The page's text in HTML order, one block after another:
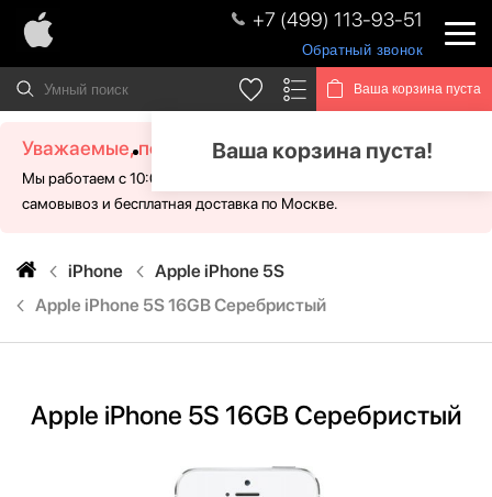
+7 (499) 113-93-51
Обратный звонок
Ваша корзина пуста
Ваша корзина пуста!
Уважаемые, посетители!
Мы работаем с 10:00 - 21:00 без выходных. Для Вас доступен
самовывоз и бесплатная доставка по Москве.
iPhone
Apple iPhone 5S
Apple iPhone 5S 16GB Серебристый
Apple iPhone 5S 16GB Серебристый